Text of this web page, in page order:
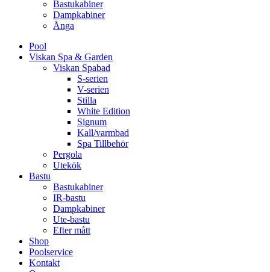
Bastukabiner
Dampkabiner
Ånga
Pool
Viskan Spa & Garden
Viskan Spabad
S-serien
V-serien
Stilla
White Edition
Signum
Kall/varmbad
Spa Tillbehör
Pergola
Utekök
Bastu
Bastukabiner
IR-bastu
Dampkabiner
Ute-bastu
Efter mått
Shop
Poolservice
Kontakt